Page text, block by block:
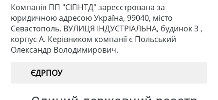
Компанія ПП "СІГІНТД" зареєстрована за
юридичною адресою Україна, 99040, місто
Севастополь, ВУЛИЦЯ ІНДУСТРІАЛЬНА, будинок 3 ,
корпус А. Керівником компанії є Польський
Олександр Володимирович.
ЄДРПОУ